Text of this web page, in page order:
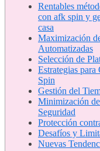
Rentables
con afk spin y
casa
Maximización
Automatizadas
Selección de
Estrategias
Spin
Gestión del
Minimización
Seguridad
Protección
Desafíos y
Nuevas